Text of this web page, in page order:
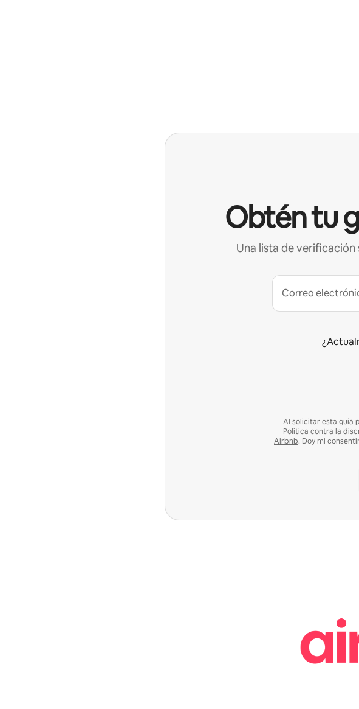
Obtén tu
Una lista de
Correo
Al solicitar esta guía
Política contra la
Airbnb. Doy mi